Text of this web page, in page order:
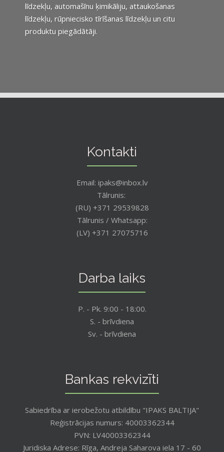
līdzekļu, automašīnu ķimikāliju, attaukošanas
līdzekļu, rūpniecisko tīrīšanas līdzekļu un citu
produktu piegādātāji.
Kontakti
Email: ipaks@inbox.lv
Tālrunis:
(RU) +371 29539828
Tālrunis / Whatsapp:
(LV) +371 27075716
Darba laiks
P. - Pk. 9:00 - 18:00.
S. - brīvdiena
Sv. - brīvdiena
Bankas rekvizīti
Sabiedrība ar ierobežotu atbildību "IPAKS BALTIJA"
Reģistrācijas numurs: 40003362344
PVN: LV40003362344
Juridiska Adrese: Rīga, Andreja Saharova iela 17 - 60